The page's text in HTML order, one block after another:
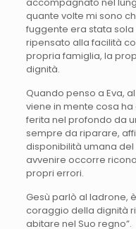
quante volte mi sono
fuggente era stata
ripensato alla facilità
propria famiglia, la
dignità.
Quando penso a Eva,
viene in mente cosa
ferita nel profondo da
sempre da riparare,
disponibilità umana
avvenire occorre
propri errori.
Gesù parlò al ladrone,
coraggio della dignità
abitare nel Suo regno”.